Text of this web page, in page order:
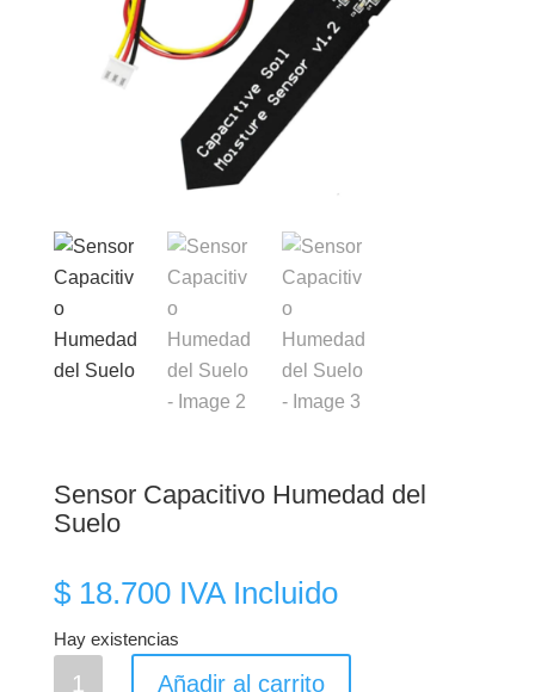
Sensor Capacitivo Humedad del
Suelo
$18.700 IVA Incluido
Hay existencias
Añadir al carrito